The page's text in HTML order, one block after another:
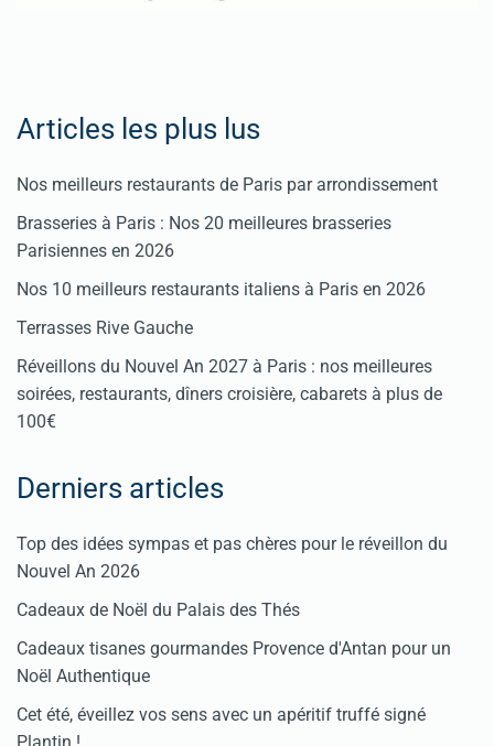
Articles les plus lus
Nos meilleurs restaurants de Paris par arrondissement
Brasseries à Paris : Nos 20 meilleures brasseries
Parisiennes en 2026
Nos 10 meilleurs restaurants italiens à Paris en 2026
Terrasses Rive Gauche
Réveillons du Nouvel An 2027 à Paris : nos meilleures
soirées, restaurants, dîners croisière, cabarets à plus de
100€
Derniers articles
Top des idées sympas et pas chères pour le réveillon du
Nouvel An 2026
Cadeaux de Noël du Palais des Thés
Cadeaux tisanes gourmandes Provence d'Antan pour un
Noël Authentique
Cet été, éveillez vos sens avec un apéritif truffé signé